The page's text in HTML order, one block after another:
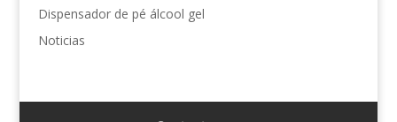
Dispensador de pé álcool gel
Noticias